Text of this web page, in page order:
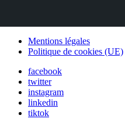
Mentions légales
Politique de cookies (UE)
facebook
twitter
instagram
linkedin
tiktok